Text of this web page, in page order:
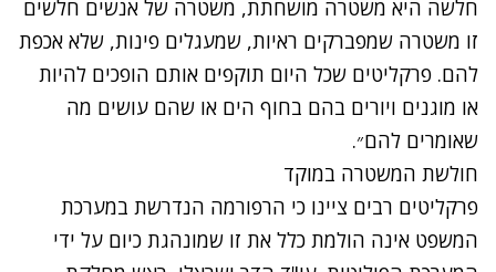
חלשה היא משטרה מושחתת, משטרה של אנשים חלשים
זו משטרה שמפברקים ראיות, שמעגלים פינות, שלא אכפת
להם. פרקליטים שכל היום תוקפים אותם הופכים להיות
או מוגנים ויורים בהם בחוף הים או שהם עושים מה
שאומרים להם״.
חולשת המשטרה במוקד
פרקליטים רבים ציינו כי הרפורמה הנדרשת במערכת
המשפט אינה הולמת כלל את זו שמונהגת כיום על ידי